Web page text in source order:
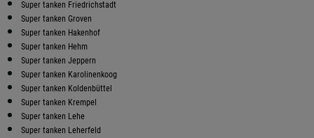
Super tanken Friedrichstadt
Super tanken Groven
Super tanken Hakenhof
Super tanken Hehm
Super tanken Jeppern
Super tanken Karolinenkoog
Super tanken Koldenbüttel
Super tanken Krempel
Super tanken Lehe
Super tanken Leherfeld